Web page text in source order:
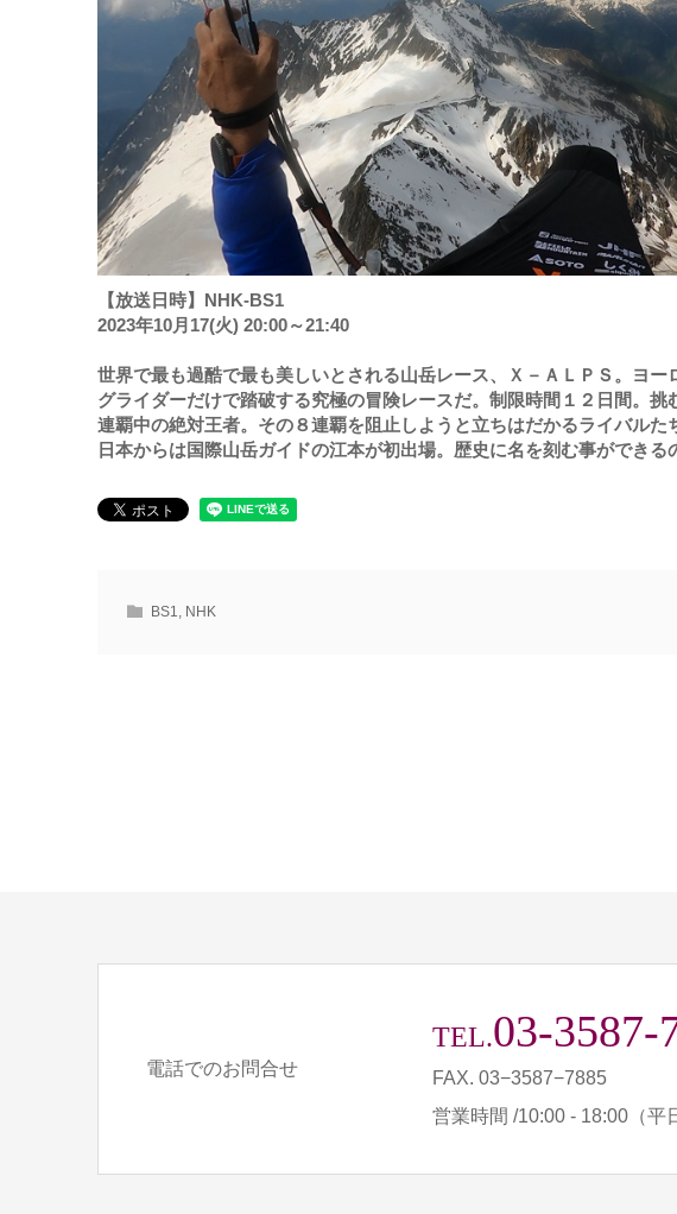
【放送日時】NHK-BS1
2023年10月17(火) 20:00～21:40
世界で最も過酷で最も美しいとされる山岳レース、Ｘ－ＡＬＰＳ。ヨ
グライダーだけで踏破する究極の冒険レースだ。制限時間１２日間。
連覇中の絶対王者。その８連覇を阻止しようと立ちはだかるライバルた
日本からは国際山岳ガイドの江本が初出場。歴史に名を刻む事ができる
BS1, NHK
電話でのお問合せ
TEL.03-3587-
FAX. 03−3587−7885
営業時間 /10:00 - 18:00（平